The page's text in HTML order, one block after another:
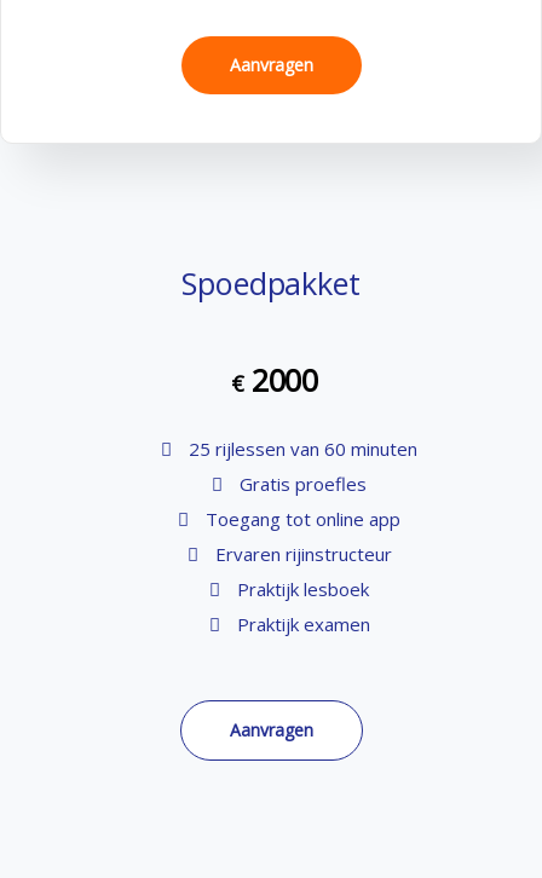
Aanvragen
Spoedpakket
€ 2000
25 rijlessen van 60 minuten
Gratis proefles
Toegang tot online app
Ervaren rijinstructeur
Praktijk lesboek
Praktijk examen
Aanvragen